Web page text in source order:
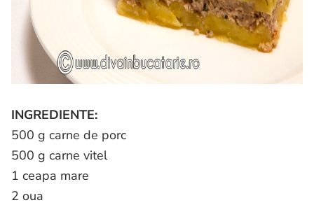
INGREDIENTE:
500 g carne de porc
500 g carne vitel
1 ceapa mare
2 oua